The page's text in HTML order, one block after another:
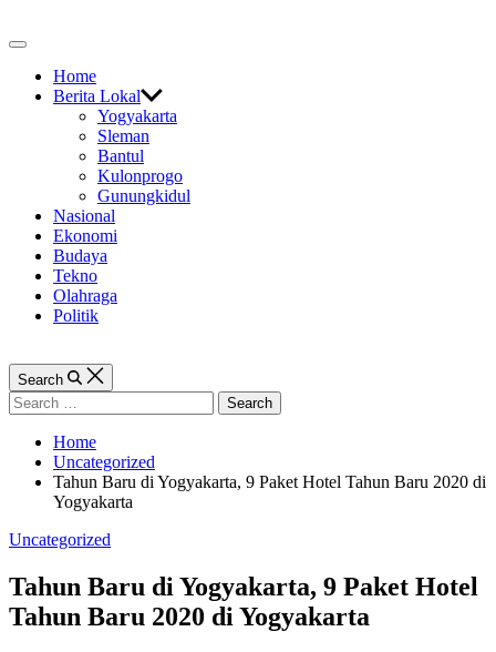
to
Off
CanvasHome
Berita Lokal
Yogyakarta
Sleman
Bantul
Kulonprogo
Gunungkidul
Nasional
Ekonomi
Budaya
Tekno
Olahraga
Politik
Search
Search
for:
Home
Uncategorized
Tahun Baru di Yogyakarta, 9 Paket Hotel Tahun Baru 2020 di
Yogyakarta
Categories
Uncategorized
Tahun Baru di Yogyakarta, 9 Paket Hotel
Tahun Baru 2020 di Yogyakarta